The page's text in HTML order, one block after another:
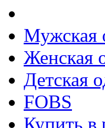
Мужская
Женская
Детская
FOBS